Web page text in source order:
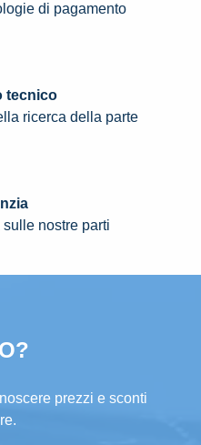
di pagamento
tecnico
ricerca della parte
nostre parti
prezzi e sconti